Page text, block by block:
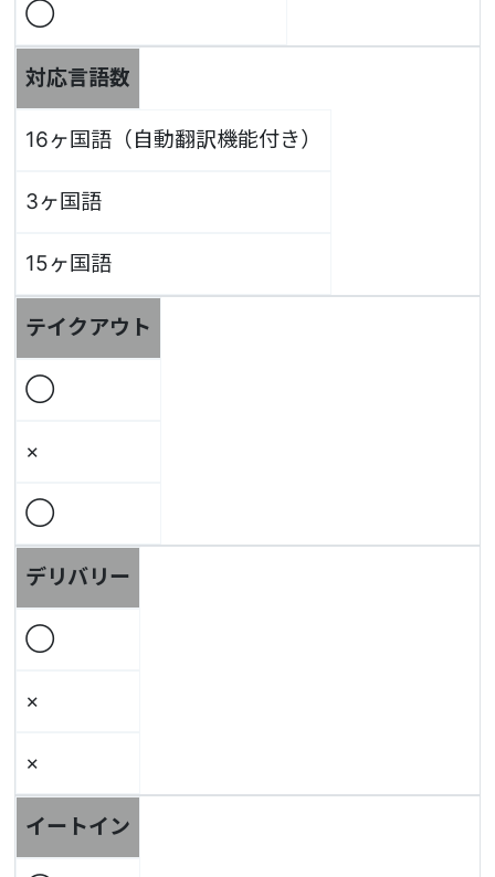
◯
対応言語数
16ヶ国語（自動翻訳機能付き）
3ヶ国語
15ヶ国語
テイクアウト
◯
×
◯
デリバリー
◯
×
×
イートイン